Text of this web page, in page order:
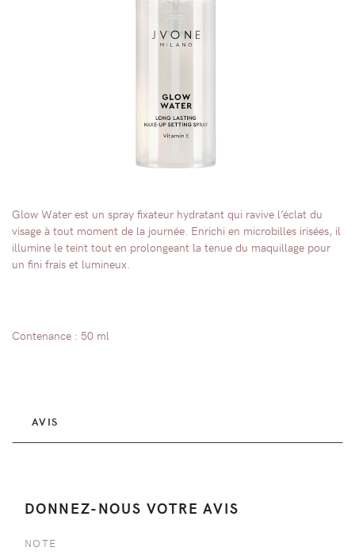
Glow Water est un spray fixateur hydratant qui ravive l’éclat du
visage à tout moment de la journée. Enrichi en microbilles irisées, il
illumine le teint tout en prolongeant la tenue du maquillage pour
un fini frais et lumineux.
Contenance : 50 ml
AVIS
DONNEZ-NOUS VOTRE AVIS
NOTE